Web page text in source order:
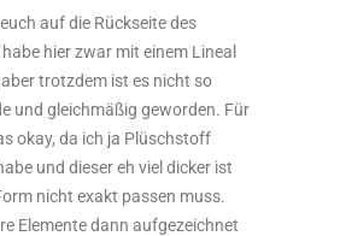
auf die Rückseite des
hier zwar mit einem Lineal
trotzdem ist es nicht so
und gleichmäßig geworden. Für
okay, da ich ja Plüschstoff
und dieser eh viel dicker ist
nicht exakt passen muss.
Elemente dann aufgezeichnet